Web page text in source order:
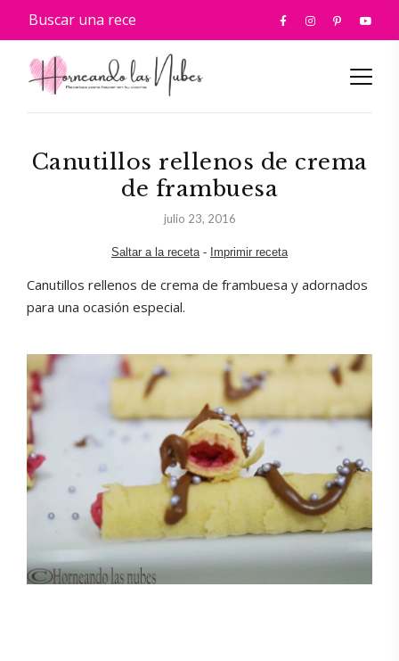
Canutillos rellenos de crema
de frambuesa
julio 23, 2016
Saltar a la receta- Imprimir receta
Canutillos rellenos de crema de frambuesa y adornados
para una ocasión especial.